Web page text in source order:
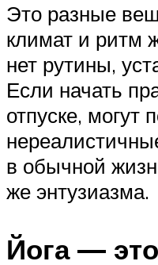
Это разные
климат и ритм
нет рутины,
Если начать
отпуске, могут
в обычной
же энтузиазма.
Йога —